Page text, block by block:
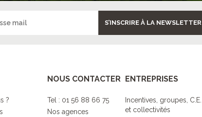
S’INSCRIRE À LA NEWSLETTER
?
NOUS CONTACTER
Tel : 01 56 88 66 75
Nos agences
ENTREPRISES
Incentives, groupes, C.E.
et collectivités